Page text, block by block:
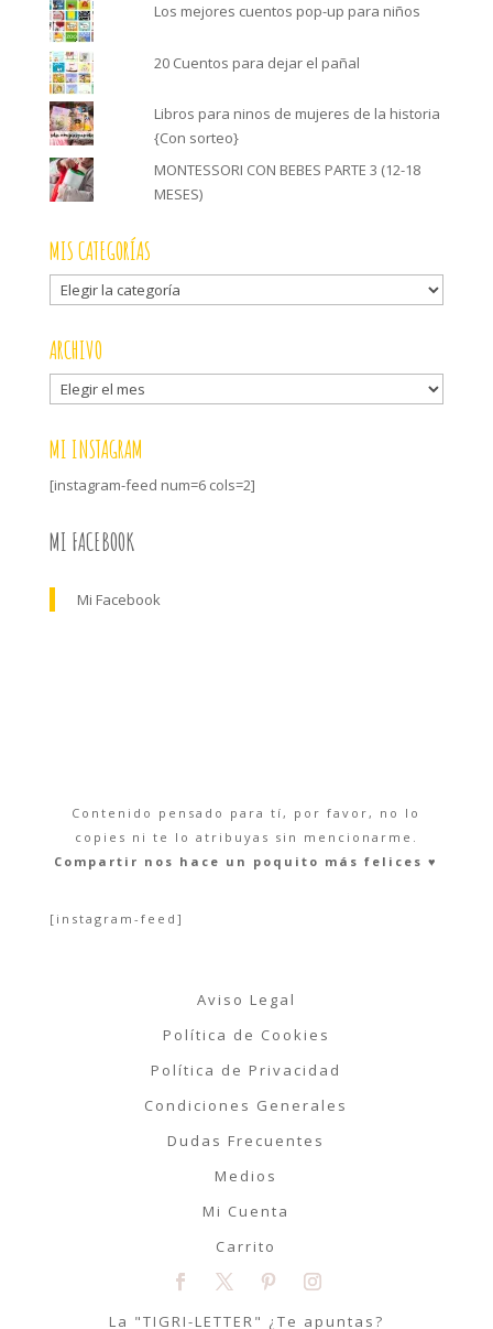
Los mejores cuentos pop-up para niños
20 Cuentos para dejar el pañal
Libros para ninos de mujeres de la historia
{Con sorteo}
MONTESSORI CON BEBES PARTE 3 (12-18
MESES)
MIS CATEGORÍAS
Mis
categorías
ARCHIVO
Archivo
MI INSTAGRAM
[instagram-feed num=6 cols=2]
MI FACEBOOK
Mi Facebook
Contenido pensado para tí, por favor, no lo
copies ni te lo atribuyas sin mencionarme.
Compartir nos hace un poquito más felices ♥︎
[instagram-feed]
Aviso Legal
Política de Cookies
Política de Privacidad
Condiciones Generales
Dudas Frecuentes
Medios
Mi Cuenta
Carrito
La "TIGRI-LETTER" ¿Te apuntas?